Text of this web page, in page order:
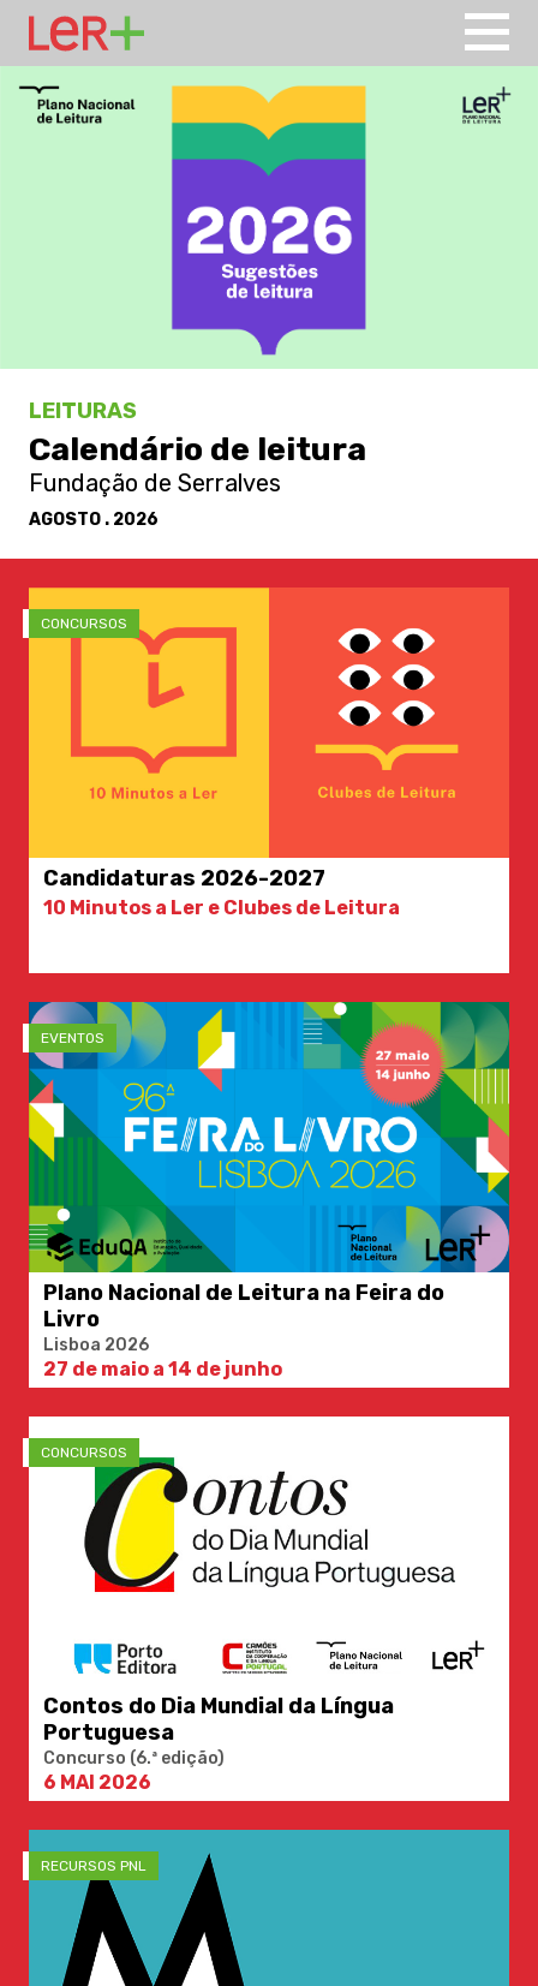
LEITURAS
Calendário de leitura
Fundação de Serralves
AGOSTO . 2026
CONCURSOS
Candidaturas 2026-2027
10 Minutos a Ler e Clubes de Leitura
EVENTOS
Plano Nacional de Leitura na Feira do
Livro
Lisboa 2026
27 de maio a 14 de junho
CONCURSOS
Contos do Dia Mundial da Língua
Portuguesa
Concurso (6.ª edição)
6 MAI 2026
RECURSOS PNL